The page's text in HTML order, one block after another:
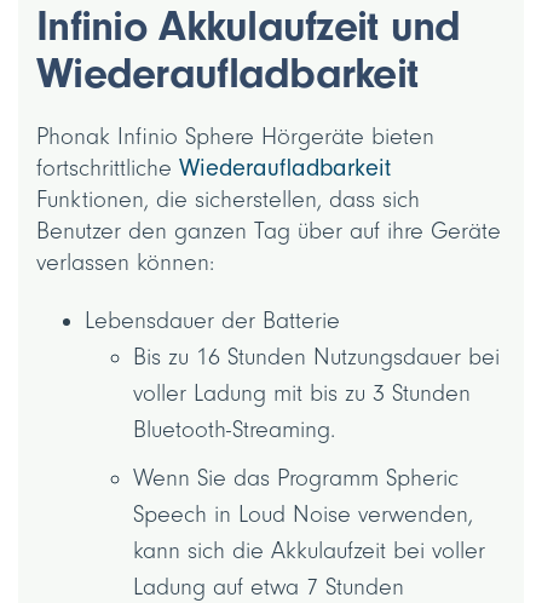
Infinio Akkulaufzeit und
Wiederaufladbarkeit
Phonak Infinio Sphere Hörgeräte bieten
fortschrittliche Wiederaufladbarkeit
Funktionen, die sicherstellen, dass sich
Benutzer den ganzen Tag über auf ihre Geräte
verlassen können:
Lebensdauer der Batterie
Bis zu 16 Stunden Nutzungsdauer bei
voller Ladung mit bis zu 3 Stunden
Bluetooth-Streaming.
Wenn Sie das Programm Spheric
Speech in Loud Noise verwenden,
kann sich die Akkulaufzeit bei voller
Ladung auf etwa 7 Stunden